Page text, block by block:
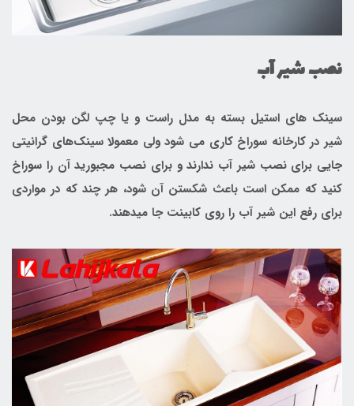
نصب شیر آب
سینک های استیل بسته به مدل راست و یا چپ لگن بودن محل
شیر در کارخانه سوراخ کاری می شود ولی معمولا سینک‌های گرانیتی
جایی برای نصب شیر آب ندارند و برای نصب مجبورید آن را سوراخ
کنید که ممکن است باعث شکستن آن شود، هر چند که در مواردی
برای رفع این شیر آب را روی کابینت جا میدهند.